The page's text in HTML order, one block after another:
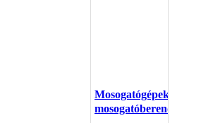
Mosogatógépek,
mosogatóberendezések